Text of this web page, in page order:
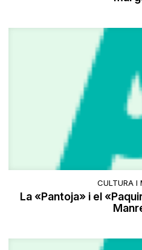
CULTURA I
La «Pantoja» i el